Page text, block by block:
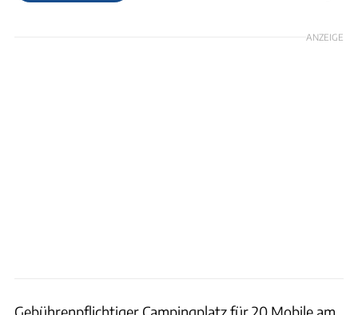
ANZEIGE
Gebührenpflichtiger Campingplatz für 20 Mobile am